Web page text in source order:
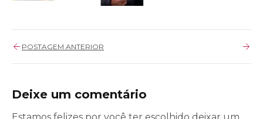
POSTAGEM ANTERIOR
Deixe um comentário